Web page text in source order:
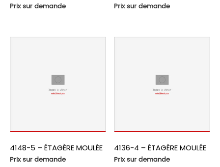
Prix sur demande Prix sur demande
4148-5 – ÉTAGÈRE MOULÉE
Prix sur demande
4136-4 – ÉTAGÈRE MOULÉE
Prix sur demande